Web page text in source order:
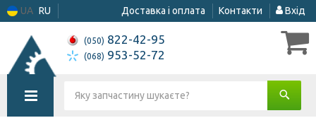
UA RU Доставка і оплата Контакти Вхід
(050) 822-42-95
(068) 953-52-72